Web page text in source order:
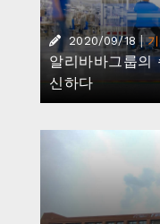
2020/09/18 |
알리바바그룹의
신하다